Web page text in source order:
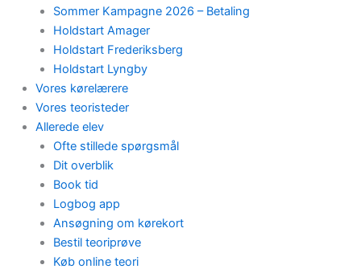
Sommer Kampagne 2026 – Betaling
Holdstart Amager
Holdstart Frederiksberg
Holdstart Lyngby
Vores kørelærere
Vores teoristeder
Allerede elev
Ofte stillede spørgsmål
Dit overblik
Book tid
Logbog app
Ansøgning om kørekort
Bestil teoriprøve
Køb online teori